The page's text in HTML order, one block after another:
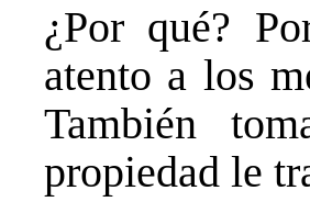
¿Por qué?
atento a los
También
propiedad le